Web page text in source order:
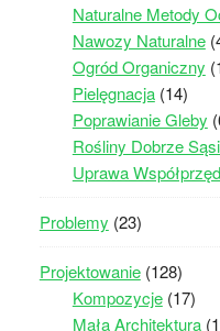
Naturalne Metody
Nawozy Naturalne
Ogród Organiczny
Pielęgnacja(14)
Poprawianie Gleby
Rośliny Dobrze
Uprawa
Problemy (23)
Projektowanie(128)
Kompozycje(17)
Mała Architektura